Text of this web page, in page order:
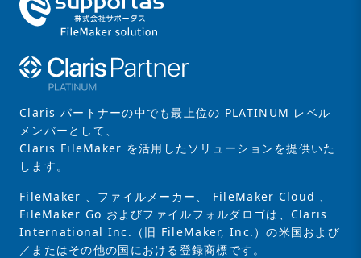
Claris パートナーの中でも最上位の PLATINUM レベル
メンバーとして、
Claris FileMaker を活用したソリューションを提供いた
します。
FileMaker 、ファイルメーカー、 FileMaker Cloud 、
FileMaker Go およびファイルフォルダロゴは、Claris
International Inc.（旧 FileMaker, Inc.）の米国および
／またはその他の国における登録商標です。